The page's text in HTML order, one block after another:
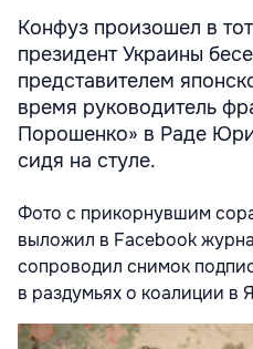
Конфуз произошел в
президент Украины
представителем
время руководитель
Порошенко» в Раде
сидя на стуле.
Фото с прикорнувшим
выложил в Facebook
сопроводил снимок
в раздумьях о коалиции в